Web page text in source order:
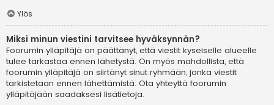
Ylös
Miksi minun viestini tarvitsee hyväksynnän?
Foorumin ylläpitäjä on päättänyt, että viestit kyseiselle alueelle
tulee tarkastaa ennen lähetystä. On myös mahdollista, että
foorumin ylläpitäjä on siirtänyt sinut ryhmään, jonka viestit
tarkistetaan ennen lähettämistä. Ota yhteyttä foorumin
ylläpitäjään saadaksesi lisätietoja.